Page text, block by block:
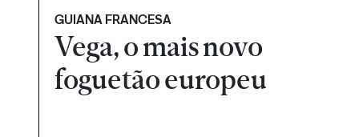
GUIANA FRANCESA
Vega, o mais novo
foguetão europeu